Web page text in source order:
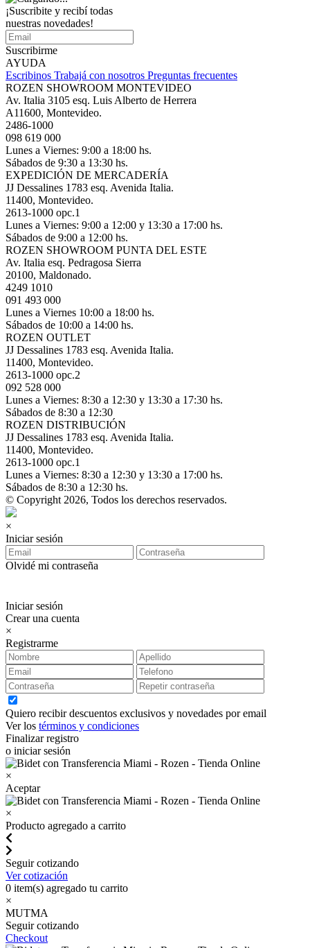
¡Suscribite y recibí todas
nuestras novedades!
Suscribirme
AYUDA
Escribinos Trabajá con nosotros Preguntas frecuentes
ROZEN SHOWROOM MONTEVIDEO
Av. Italia 3105 esq. Luis Alberto de Herrera
A11600, Montevideo.
2486-1000
098 619 000
Lunes a Viernes: 9:00 a 18:00 hs.
Sábados de 9:30 a 13:30 hs.
EXPEDICIÓN DE MERCADERÍA
JJ Dessalines 1783 esq. Avenida Italia.
11400, Montevideo.
2613-1000 opc.1
Lunes a Viernes: 9:00 a 12:00 y 13:30 a 17:00 hs.
Sábados de 9:00 a 12:00 hs.
ROZEN SHOWROOM PUNTA DEL ESTE
Av. Italia esq. Pedragosa Sierra
20100, Maldonado.
4249 1010
091 493 000
Lunes a Viernes 10:00 a 18:00 hs.
Sábados de 10:00 a 14:00 hs.
ROZEN OUTLET
JJ Dessalines 1783 esq. Avenida Italia.
11400, Montevideo.
2613-1000 opc.2
092 528 000
Lunes a Viernes: 8:30 a 12:30 y 13:30 a 17:30 hs.
Sábados de 8:30 a 12:30
ROZEN DISTRIBUCIÓN
JJ Dessalines 1783 esq. Avenida Italia.
11400, Montevideo.
2613-1000 opc.1
Lunes a Viernes: 8:30 a 12:30 y 13:30 a 17:00 hs.
Sábados de 8:30 a 12:30 hs.
© Copyright 2026, Todos los derechos reservados.
×
Iniciar sesión
Olvidé mi contraseña
Iniciar sesión
Crear una cuenta
×
Registrarme
Quiero recibir descuentos exclusivos y novedades por email
Ver los términos y condiciones
Finalizar registro
o iniciar sesión
×
Aceptar
×
Producto agregado a carrito
Seguir cotizando
Ver cotización
0 item(s) agregado tu carrito
×
MUTMA
Seguir cotizando
Checkout